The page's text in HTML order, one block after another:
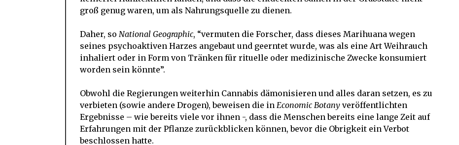
groß genug waren, um als Nahrungsquelle zu dienen.
Daher, so National Geographic, “vermuten die Forscher, dass dieses Marihuana wegen
seines psychoaktiven Harzes angebaut und geerntet wurde, was als eine Art Weihrauch
inhaliert oder in Form von Tränken für rituelle oder medizinische Zwecke konsumiert
worden sein könnte”.
Obwohl die Regierungen weiterhin Cannabis dämonisieren und alles daran setzen, es zu
verbieten (sowie andere Drogen), beweisen die in Economic Botany veröffentlichten
Ergebnisse – wie bereits viele vor ihnen -, dass die Menschen bereits eine lange Zeit auf
Erfahrungen mit der Pflanze zurückblicken können, bevor die Obrigkeit ein Verbot
beschlossen hatte.